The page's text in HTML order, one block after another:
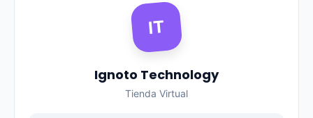
IT
Ignoto Technology
Tienda Virtual